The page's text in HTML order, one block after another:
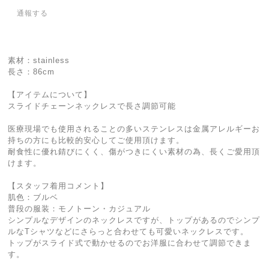
通報する
素材：stainless
長さ：86cm
【アイテムについて】
スライドチェーンネックレスで長さ調節可能
医療現場でも使用されることの多いステンレスは金属アレルギーお
持ちの方にも比較的安心してご使用頂けます。
耐食性に優れ錆びにくく、傷がつきにくい素材の為、長くご愛用頂
けます。
【スタッフ着用コメント】
肌色：ブルベ
普段の服装：モノトーン・カジュアル
シンプルなデザインのネックレスですが、トップがあるのでシンプ
ルなTシャツなどにさらっと合わせても可愛いネックレスです。
トップがスライド式で動かせるのでお洋服に合わせて調節できま
す。